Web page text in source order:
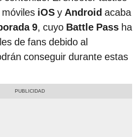
iOS y Android acaba
9, cuyo Battle Pass ha
de fans debido al
conseguir durante estas